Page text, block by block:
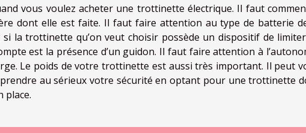
vous voulez acheter une trottinette électrique. Il faut
dont elle est faite. Il faut faire attention au type de batterie
la trottinette qu’on veut choisir possède un dispositif de
est la présence d’un guidon. Il faut faire attention à
Le poids de votre trottinette est aussi très important. Il peut
au sérieux votre sécurité en optant pour une trottinette
place.